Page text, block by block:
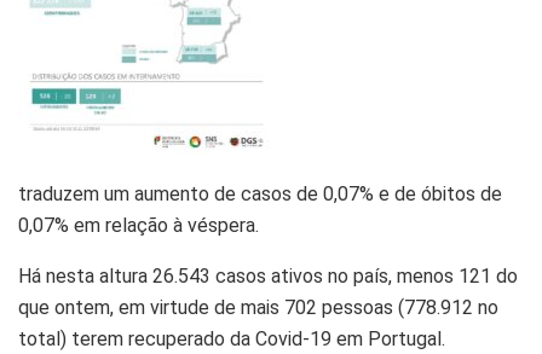
traduzem um aumento de casos de 0,07% e de óbitos de
0,07% em relação à véspera.
Há nesta altura 26.543 casos ativos no país, menos 121 do
que ontem, em virtude de mais 702 pessoas (778.912 no
total) terem recuperado da Covid-19 em Portugal.